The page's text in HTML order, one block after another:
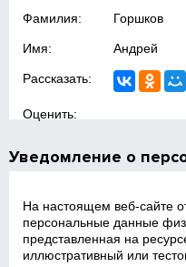
Фамилия: Горшков
Имя: Андрей
Рассказать:
Оценить:
Уведомление о
На настоящем веб‑сайте
персональные данные
представленная на
иллюстративный или